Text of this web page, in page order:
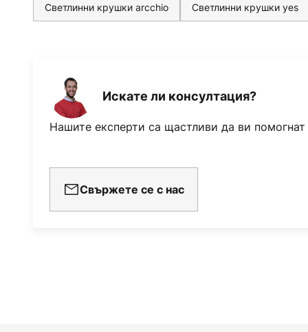
Светлинни крушки arcchio Светлинни крушки yes
Искате ли консултация?
Нашите експерти са щастливи да ви помогнат
Свържете се с нас